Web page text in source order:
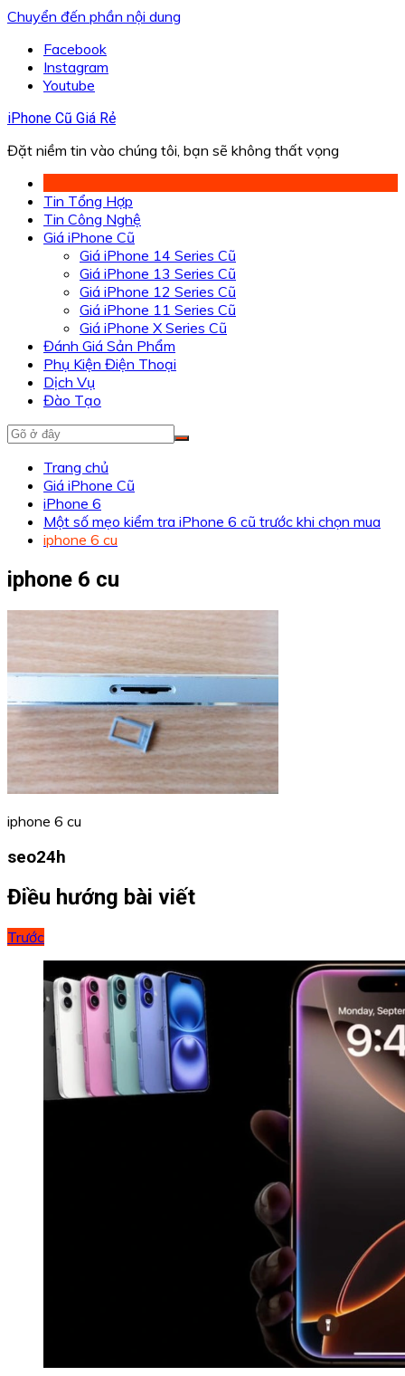
Chuyển đến phần nội dung
Facebook
Instagram
Youtube
iPhone Cũ Giá Rẻ
Đặt niềm tin vào chúng tôi, bạn sẽ không thất vọng
Tin Tổng Hợp
Tin Công Nghệ
Giá iPhone Cũ
Giá iPhone 14 Series Cũ
Giá iPhone 13 Series Cũ
Giá iPhone 12 Series Cũ
Giá iPhone 11 Series Cũ
Giá iPhone X Series Cũ
Đánh Giá Sản Phẩm
Phụ Kiện Điện Thoại
Dịch Vụ
Đào Tạo
Trang chủ
Giá iPhone Cũ
iPhone 6
Một số mẹo kiểm tra iPhone 6 cũ trước khi chọn mua
iphone 6 cu
iphone 6 cu
iphone 6 cu
seo24h
Điều hướng bài viết
Trước